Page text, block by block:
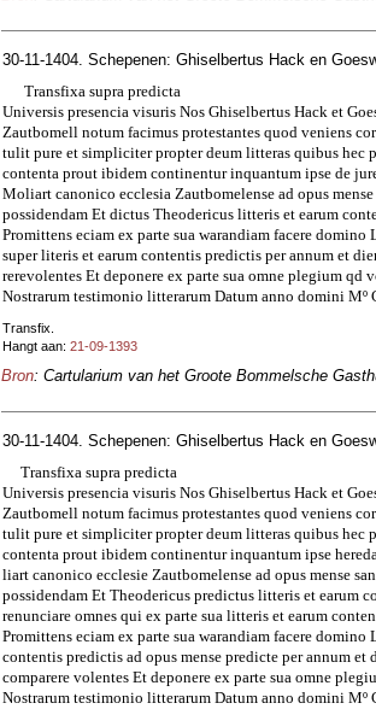
30-11-1404. Schepenen: Ghiselbertus Hack en
Transfixa supra predicta
Universis presencia visuris Nos Ghiselbertus Hack et
Zautbomell notum facimus protestantes quod veniens
tulit pure et simpliciter propter deum litteras quibus hec
contenta prout ibidem continentur inquantum ipse de
Moliart canonico ecclesia Zautbomelense ad opus
possidendam Et dictus Theodericus litteris et earum
Promittens eciam ex parte sua warandiam facere
super literis et earum contentis predictis per annum et
rerevolentes Et deponere ex parte sua omne plegium
Nostrarum testimonio litterarum Datum anno domini Mº
Transfix.
Hangt aan: 21-09-1393
Bron: Cartularium van het Groote Bommelsche
30-11-1404. Schepenen: Ghiselbertus Hack en
Transfixa supra predicta
Universis presencia visuris Nos Ghiselbertus Hack et
Zautbomell notum facimus protestantes quod veniens
tulit pure et simpliciter propter deum litteras quibus hec
contenta prout ibidem continentur inquantum ipse
liart canonico ecclesie Zautbomelense ad opus mense
possidendam Et Theodericus predictus litteris et earum
renunciare omnes qui ex parte sua litteris et earum
Promittens eciam ex parte sua warandiam facere
contentis predictis ad opus mense predicte per annum et
comparere volentes Et deponere ex parte sua omne
Nostrarum testimonio litterarum Datum anno domini Mº